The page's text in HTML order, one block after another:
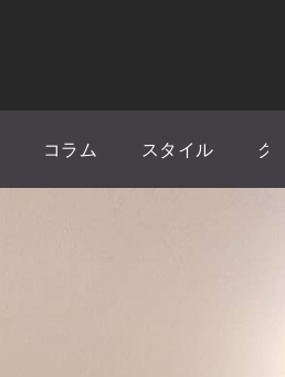
コラム スタイル ク